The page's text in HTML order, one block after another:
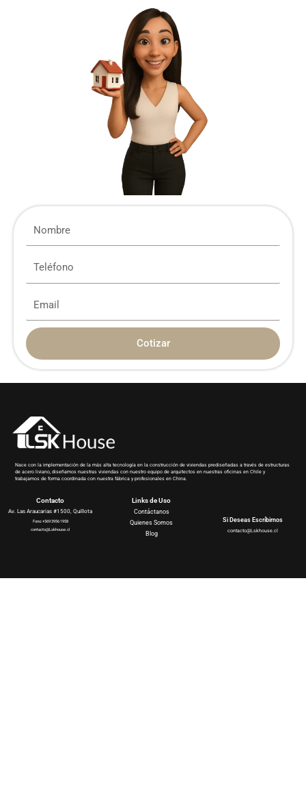
Cotizar
Nace con la implementación de la más alta tecnología en la construcción de viviendas prediseñadas a través de estructuras
de acero liviano, diseñamos nuestras viviendas con nuestro equipo de arquitectos en nuestras oficinas en Chile y
trabajamos de forma coordinada con nuestra fábrica y profesionales en China.
Contacto
Av. Las Araucarias #1500, Quillota
Fono: +569 3956 1958
contacto@Lskhouse.cl
Links de Uso
Contáctanos
Quienes Somos
Blog
Si Deseas Escríbirnos
contacto@Lskhouse.cl